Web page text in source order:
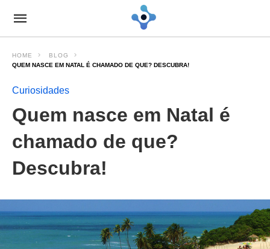
HOME
BLOG
QUEM NASCE EM NATAL É CHAMADO DE QUE? DESCUBRA!
Curiosidades
Quem nasce em Natal é
chamado de que?
Descubra!